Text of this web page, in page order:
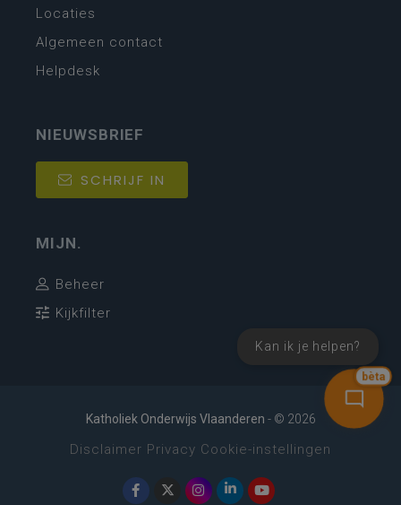
bèta
Kan ik je helpen?
Locaties
Algemeen contact
Helpdesk
NIEUWSBRIEF
SCHRIJF IN
MIJN.
Beheer
Kijkfilter
Katholiek Onderwijs Vlaanderen - © 2026
Disclaimer Privacy Cookie-instellingen